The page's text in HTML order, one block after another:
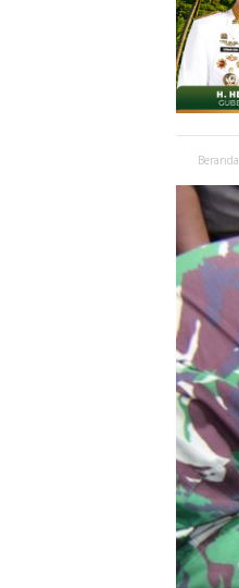
Beranda